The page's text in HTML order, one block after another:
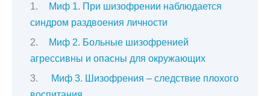
Миф 1. При шизофрении наблюдается
синдром раздвоения личности
Миф 2. Больные шизофренией
агрессивны и опасны для окружающих
Миф 3. Шизофрения – следствие плохого